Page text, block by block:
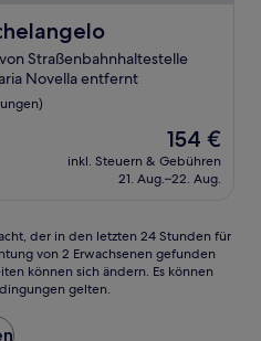
Straßenbahnhaltestelle
Novella entfernt
Der
Preis
beträgt
154 €
inkl. Steuern & Gebühren
21. Aug.–22. Aug.
der in den letzten 24 Stunden für
von 2 Erwachsenen gefunden
können sich ändern. Es können
gelten.